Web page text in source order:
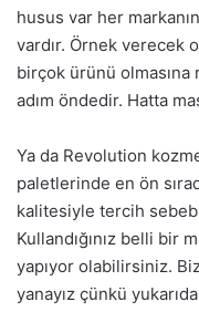
husus var her
vardır. Örnek verecek
birçok ürünü olmasına
adım öndedir. Hatta
Ya da Revolution
paletlerinde en ön
kalitesiyle tercih
Kullandığınız belli bir
yapıyor olabilirsiniz.
yanayız çünkü